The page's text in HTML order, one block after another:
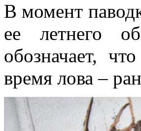
В момент
ее летнего
обозначает,
время лова –